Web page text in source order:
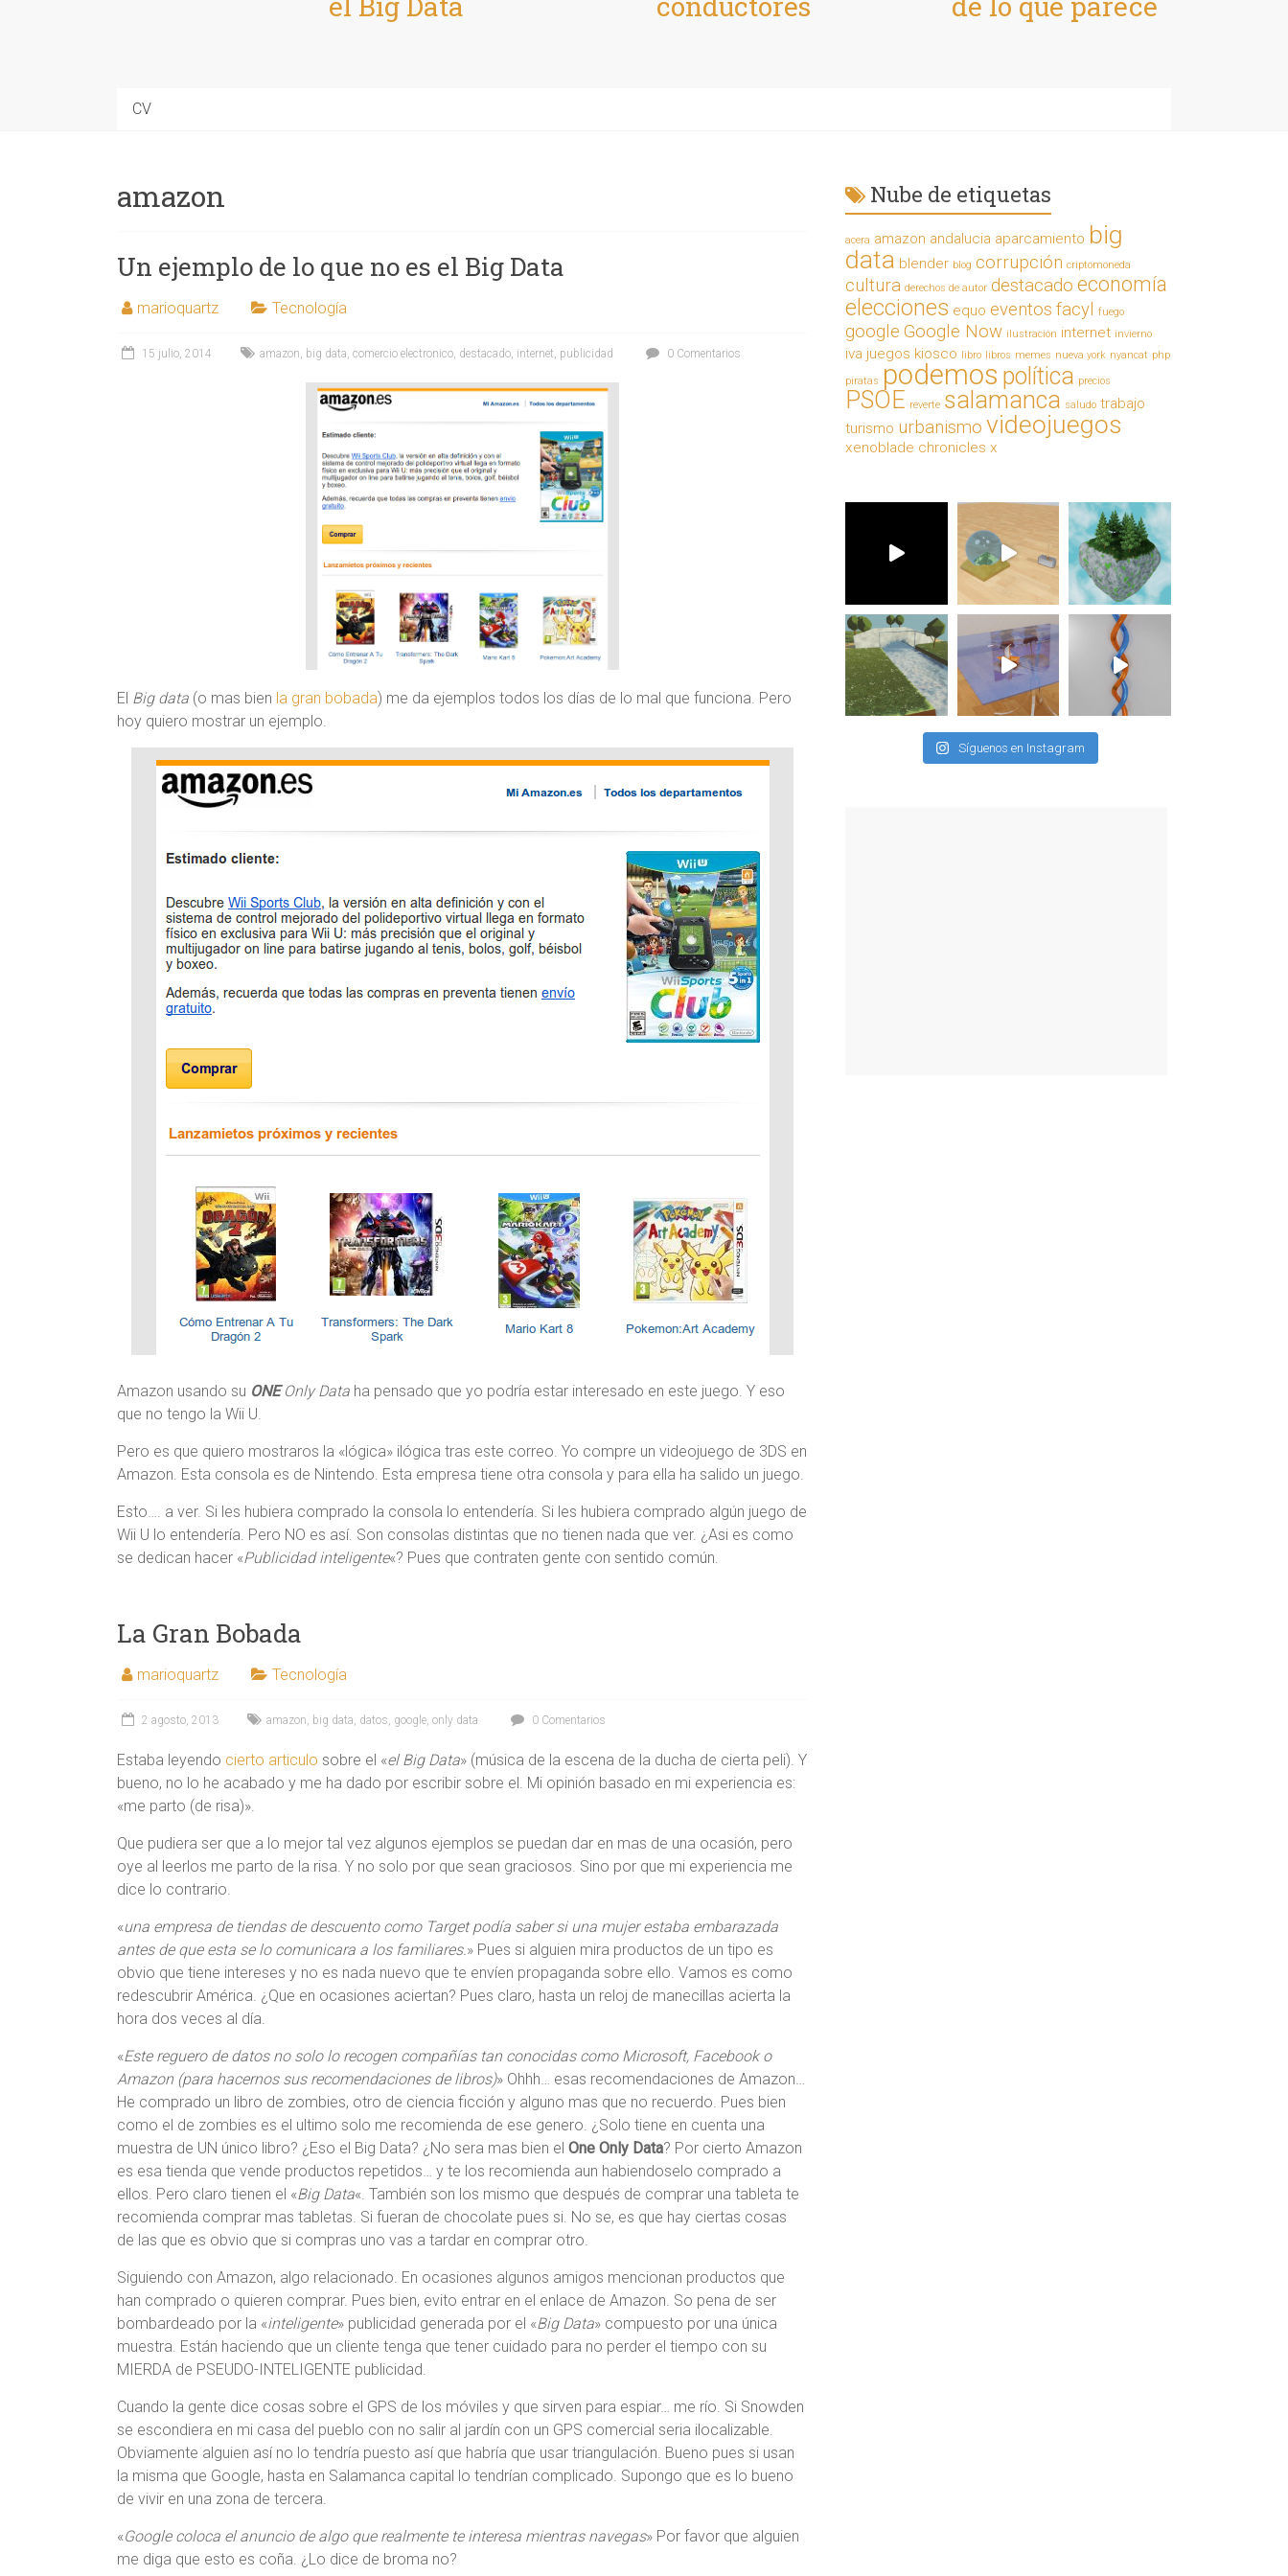
CV
amazon
Un ejemplo de lo que no es el Big Data
marioquartz Tecnología
15 julio, 2014 amazon, big data, comercio electronico, destacado, internet, publicidad 0 Comentarios
El Big data (o mas bien la gran bobada) me da ejemplos todos los días de lo mal que funciona. Pero
hoy quiero mostrar un ejemplo.
Amazon usando su ONEOnly Data ha pensado que yo podría estar interesado en este juego. Y eso
que no tengo la Wii U.
Pero es que quiero mostraros la «lógica» ilógica tras este correo. Yo compre un videojuego de 3DS en
Amazon. Esta consola es de Nintendo. Esta empresa tiene otra consola y para ella ha salido un juego.
Esto…. a ver. Si les hubiera comprado la consola lo entendería. Si les hubiera comprado algún juego de
Wii U lo entendería. Pero NO es así. Son consolas distintas que no tienen nada que ver. ¿Asi es como
se dedican hacer «Publicidad inteligente«? Pues que contraten gente con sentido común.
La Gran Bobada
marioquartz Tecnología
2 agosto, 2013 amazon, big data, datos, google, only data 0 Comentarios
Estaba leyendo cierto articulo sobre el «el Big Data» (música de la escena de la ducha de cierta peli). Y
bueno, no lo he acabado y me ha dado por escribir sobre el. Mi opinión basado en mi experiencia es:
«me parto (de risa)».
Que pudiera ser que a lo mejor tal vez algunos ejemplos se puedan dar en mas de una ocasión, pero
oye al leerlos me parto de la risa. Y no solo por que sean graciosos. Sino por que mi experiencia me
dice lo contrario.
«una empresa de tiendas de descuento como Target podía saber si una mujer estaba embarazada
antes de que esta se lo comunicara a los familiares.» Pues si alguien mira productos de un tipo es
obvio que tiene intereses y no es nada nuevo que te envíen propaganda sobre ello. Vamos es como
redescubrir América. ¿Que en ocasiones aciertan? Pues claro, hasta un reloj de manecillas acierta la
hora dos veces al día.
«Este reguero de datos no solo lo recogen compañías tan conocidas como Microsoft, Facebook o
Amazon (para hacernos sus recomendaciones de libros)» Ohhh… esas recomendaciones de Amazon…
He comprado un libro de zombies, otro de ciencia ficción y alguno mas que no recuerdo. Pues bien
como el de zombies es el ultimo solo me recomienda de ese genero. ¿Solo tiene en cuenta una
muestra de UN único libro? ¿Eso el Big Data? ¿No sera mas bien el One Only Data? Por cierto Amazon
es esa tienda que vende productos repetidos… y te los recomienda aun habiendoselo comprado a
ellos. Pero claro tienen el «Big Data«. También son los mismo que después de comprar una tableta te
recomienda comprar mas tabletas. Si fueran de chocolate pues si. No se, es que hay ciertas cosas
de las que es obvio que si compras uno vas a tardar en comprar otro.
Siguiendo con Amazon, algo relacionado. En ocasiones algunos amigos mencionan productos que
han comprado o quieren comprar. Pues bien, evito entrar en el enlace de Amazon. So pena de ser
bombardeado por la «inteligente» publicidad generada por el «Big Data» compuesto por una única
muestra. Están haciendo que un cliente tenga que tener cuidado para no perder el tiempo con su
MIERDA de PSEUDO-INTELIGENTE publicidad.
Cuando la gente dice cosas sobre el GPS de los móviles y que sirven para espiar… me río. Si Snowden
se escondiera en mi casa del pueblo con no salir al jardín con un GPS comercial seria ilocalizable.
Obviamente alguien así no lo tendría puesto así que habría que usar triangulación. Bueno pues si usan
la misma que Google, hasta en Salamanca capital lo tendrían complicado. Supongo que es lo bueno
de vivir en una zona de tercera.
«Google coloca el anuncio de algo que realmente te interesa mientras navegas» Por favor que alguien
me diga que esto es coña. ¿Lo dice de broma no?
Nube de etiquetas
acera amazon andalucia aparcamiento big
data blender blog corrupción criptomoneda
cultura derechos de autor destacado economía
elecciones equo eventos facyl fuego
google Google Now ilustración internet invierno
iva juegos kiosco libro libros memes nueva york nyancat php
piratas podemos política precios
PSOE reverte salamanca saludo trabajo
turismo urbanismo videojuegos
xenoblade chronicles x
Síguenos en Instagram